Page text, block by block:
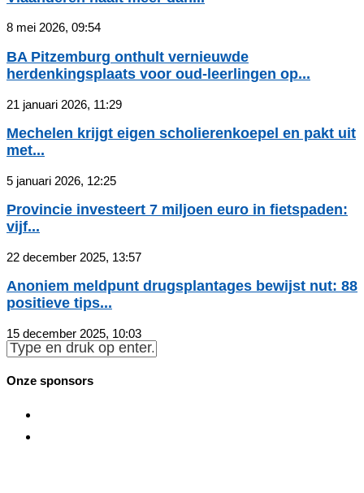
8 mei 2026, 09:54
BA Pitzemburg onthult vernieuwde
herdenkingsplaats voor oud-leerlingen op...
21 januari 2026, 11:29
Mechelen krijgt eigen scholierenkoepel en pakt uit
met...
5 januari 2026, 12:25
Provincie investeert 7 miljoen euro in fietspaden:
vijf...
22 december 2025, 13:57
Anoniem meldpunt drugsplantages bewijst nut: 88
positieve tips...
15 december 2025, 10:03
Onze sponsors